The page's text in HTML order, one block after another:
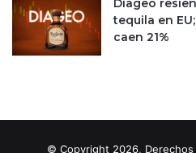
Diageo
tequila en
caen 21%
© Copyright 2026,